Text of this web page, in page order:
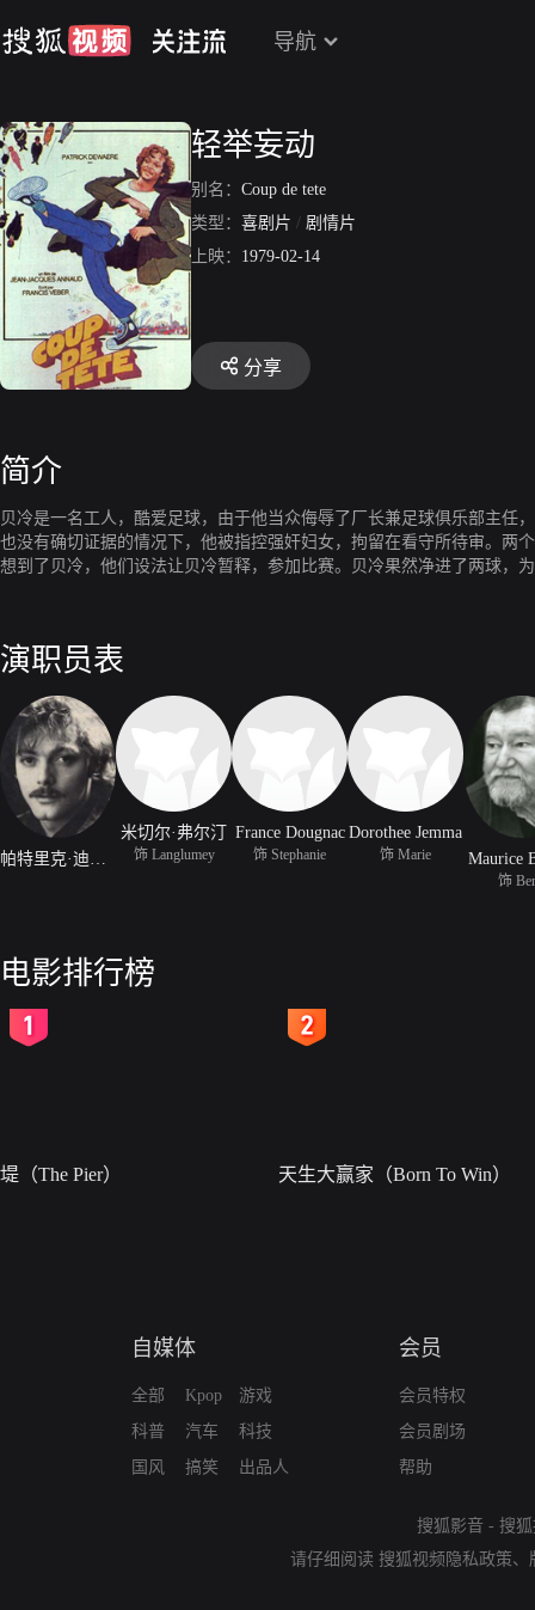
导航
轻举妄动
别名： Coup de tete
类型： 喜剧片 / 剧情片
上映： 1979-02-14
分享
简介
贝冷是一名工人，酷爱足球，由于他当众侮辱了厂长兼足球俱乐部主
也没有确切证据的情况下，他被指控强奸妇女，拘留在看守所待审。两
想到了贝冷，他们设法让贝冷暂释，参加比赛。贝冷果然净进了两球，
演职员表
米切尔·弗尔汀
饰 Langlumey
France Dougnac
饰 Stephanie
Dorothee Jemma
饰 Marie Maurice
饰
电影排行榜
堤（The Pier） 天生大赢家（Born To Win）
自媒体
全部
科普
国风
Kpop
汽车
搞笑
游戏
科技
出品人
会员
会员特权
会员剧场
帮助
搜狐影音 - 搜
请仔细阅读 搜狐视频隐私政策、